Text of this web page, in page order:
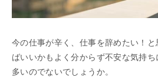
今の仕事が辛く、仕事を辞めたい！
ばいいかもよく分からず不安な気持
多いのでないでしょうか。